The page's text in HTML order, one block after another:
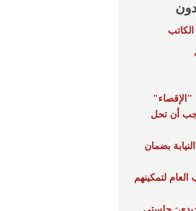
"الإقصاء"
يجب أن تحل
بضمان
لتمكينهم